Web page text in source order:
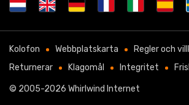
Kolofon Webbplatskarta
Regler och
Returnerar
Klagomål Integritet
© 2005-2026 Whirlwind Internet